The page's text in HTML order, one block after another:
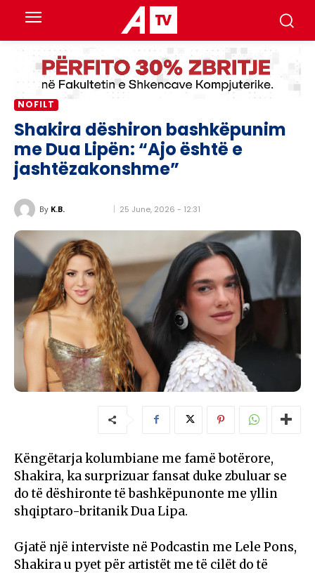
NOFILT
Shakira dëshiron bashkëpunim
me Dua Lipën: “Ajo është e
jashtëzakonshme”
By K.B. 25 June, 2026 - 12:31
Këngëtarja kolumbiane me famë botërore,
Shakira, ka surprizuar fansat duke zbuluar se
do të dëshironte të bashkëpunonte me yllin
shqiptaro-britanik Dua Lipa.
Gjatë një interviste në Podcastin me Lele Pons,
Shakira u pyet për artistët me të cilët do të